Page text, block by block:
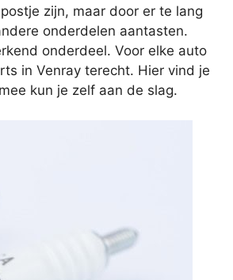
zijn, maar door er te lang
onderdelen aantasten.
onderdeel. Voor elke auto
in Venray terecht. Hier vind je
kun je zelf aan de slag.